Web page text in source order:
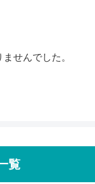
せんでした。
覧